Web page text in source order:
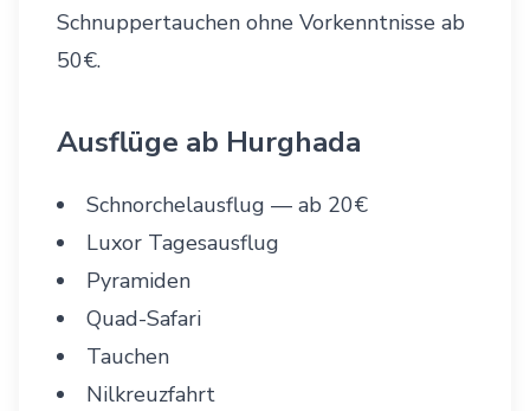
Schnuppertauchen ohne Vorkenntnisse ab
50€.
Ausflüge ab Hurghada
Schnorchelausflug — ab 20€
Luxor Tagesausflug
Pyramiden
Quad-Safari
Tauchen
Nilkreuzfahrt